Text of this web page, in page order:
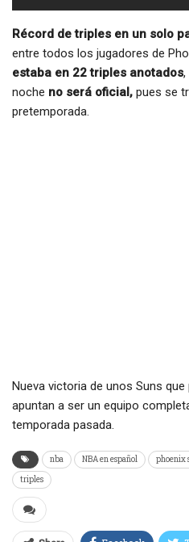
Récord de triples en un solo
entre todos los jugadores de
estaba en 22 triples anotados,
noche no será oficial, pues se
pretemporada.
Nueva victoria de unos Suns
apuntan a ser un equipo
temporada pasada.
nba NBA en español phoenix
triples